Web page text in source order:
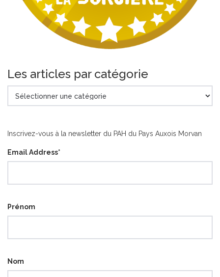
Les articles par catégorie
articles
Inscrivez-vous à la newsletter du PAH du Pays Auxois Morvan
Email Address*
Prénom
Nom